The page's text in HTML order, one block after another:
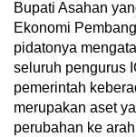
Bupati Asahan
Ekonomi
pidatonya
seluruh pengurus
pemerintah
merupakan aset
perubahan ke